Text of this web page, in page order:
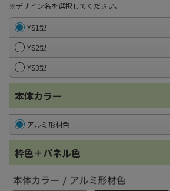
※デザイン名を選択してください。
YS1型
YS2型
YS3型
本体カラー
アルミ形材色
枠色＋パネル色